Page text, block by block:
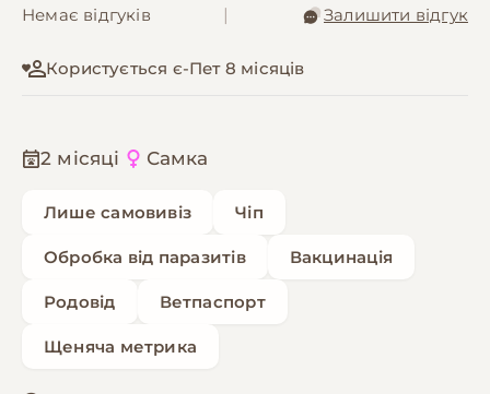
Немає відгуків Залишити відгук
Користується є-Пет 8 місяців
2 місяці Самка
Лише самовивіз Чіп
Обробка від паразитів Вакцинація
Родовід Ветпаспорт
Щеняча метрика